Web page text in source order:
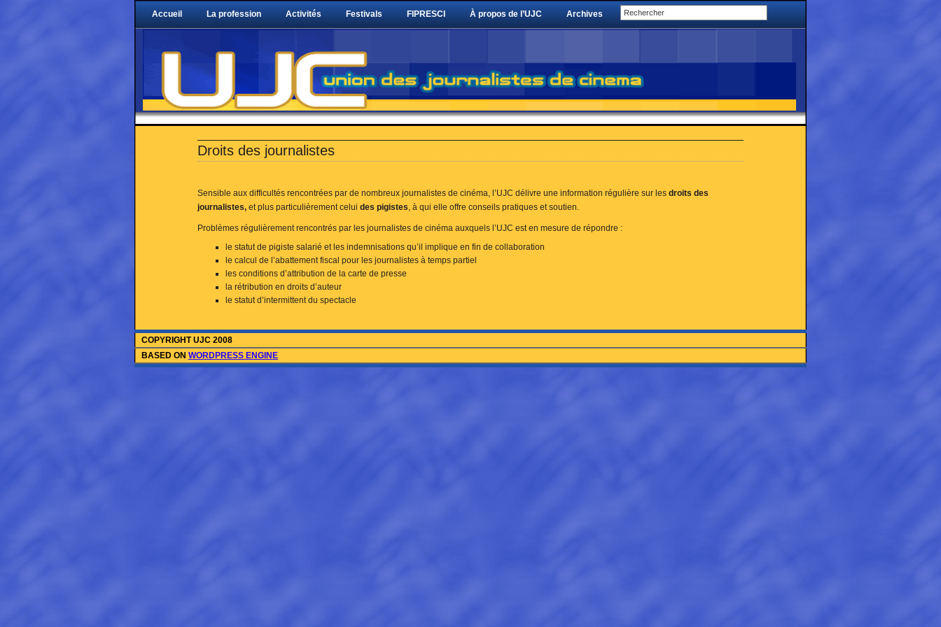
Accueil La profession Activités Festivals FIPRESCI À propos de l’UJC Archives
Droits des journalistes
Sensible aux difficultés rencontrées par de nombreux journalistes de cinéma, l’UJC délivre une information régulière sur les droits des
journalistes, et plus particulièrement celui des pigistes, à qui elle offre conseils pratiques et soutien.
Problèmes régulièrement rencontrés par les journalistes de cinéma auxquels l’UJC est en mesure de répondre :
le statut de pigiste salarié et les indemnisations qu’il implique en fin de collaboration
le calcul de l’abattement fiscal pour les journalistes à temps partiel
les conditions d’attribution de la carte de presse
la rétribution en droits d’auteur
le statut d’intermittent du spectacle
COPYRIGHT UJC 2008
BASED ON WORDPRESS ENGINE